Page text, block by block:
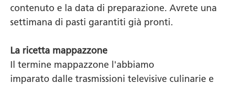
contenuto e la data di preparazione. Avrete una
settimana di pasti garantiti già pronti.
La ricetta mappazzone
Il termine mappazzone l'abbiamo
imparato dalle trasmissioni televisive culinarie e